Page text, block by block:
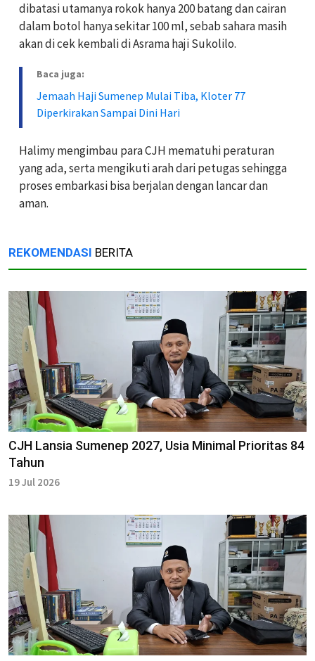
dibatasi utamanya rokok hanya 200 batang dan cairan
dalam botol hanya sekitar 100 ml, sebab sahara masih
akan di cek kembali di Asrama haji Sukolilo.
Baca juga:
Jemaah Haji Sumenep Mulai Tiba, Kloter 77
Diperkirakan Sampai Dini Hari
Halimy mengimbau para CJH mematuhi peraturan
yang ada, serta mengikuti arah dari petugas sehingga
proses embarkasi bisa berjalan dengan lancar dan
aman.
REKOMENDASI BERITA
CJH Lansia Sumenep 2027, Usia Minimal Prioritas 84
Tahun
19 Jul 2026